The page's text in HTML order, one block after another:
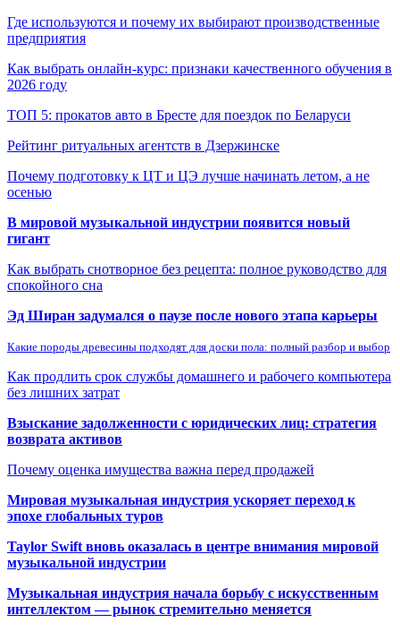
Где используются и почему их выбирают производственные
предприятия
Как выбрать онлайн-курс: признаки качественного обучения в
2026 году
ТОП 5: прокатов авто в Бресте для поездок по Беларуси
Рейтинг ритуальных агентств в Дзержинске
Почему подготовку к ЦТ и ЦЭ лучше начинать летом, а не
осенью
В мировой музыкальной индустрии появится новый
гигант
Как выбрать снотворное без рецепта: полное руководство для
спокойного сна
Эд Ширан задумался о паузе после нового этапа карьеры
Какие породы древесины подходят для доски пола: полный разбор и выбор
Как продлить срок службы домашнего и рабочего компьютера
без лишних затрат
Взыскание задолженности с юридических лиц: стратегия
возврата активов
Почему оценка имущества важна перед продажей
Мировая музыкальная индустрия ускоряет переход к
эпохе глобальных туров
Taylor Swift вновь оказалась в центре внимания мировой
музыкальной индустрии
Музыкальная индустрия начала борьбу с искусственным
интеллектом — рынок стремительно меняется